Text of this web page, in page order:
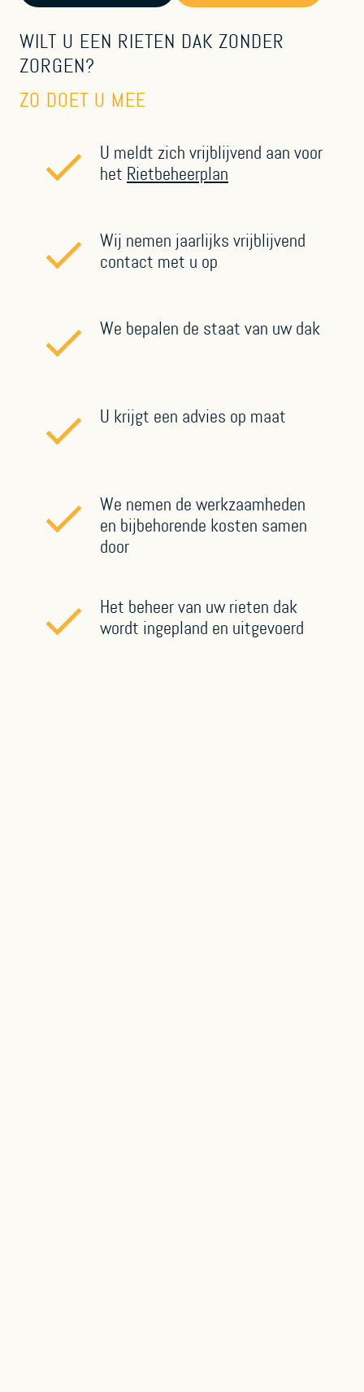
WILT U EEN RIETEN DAK ZONDER
ZORGEN?
ZO DOET U MEE
U meldt zich vrijblijvend aan voor
het Rietbeheerplan
Wij nemen jaarlijks vrijblijvend
contact met u op
We bepalen de staat van uw dak
U krijgt een advies op maat
We nemen de werkzaamheden
en bijbehorende kosten samen
door
Het beheer van uw rieten dak
wordt ingepland en uitgevoerd